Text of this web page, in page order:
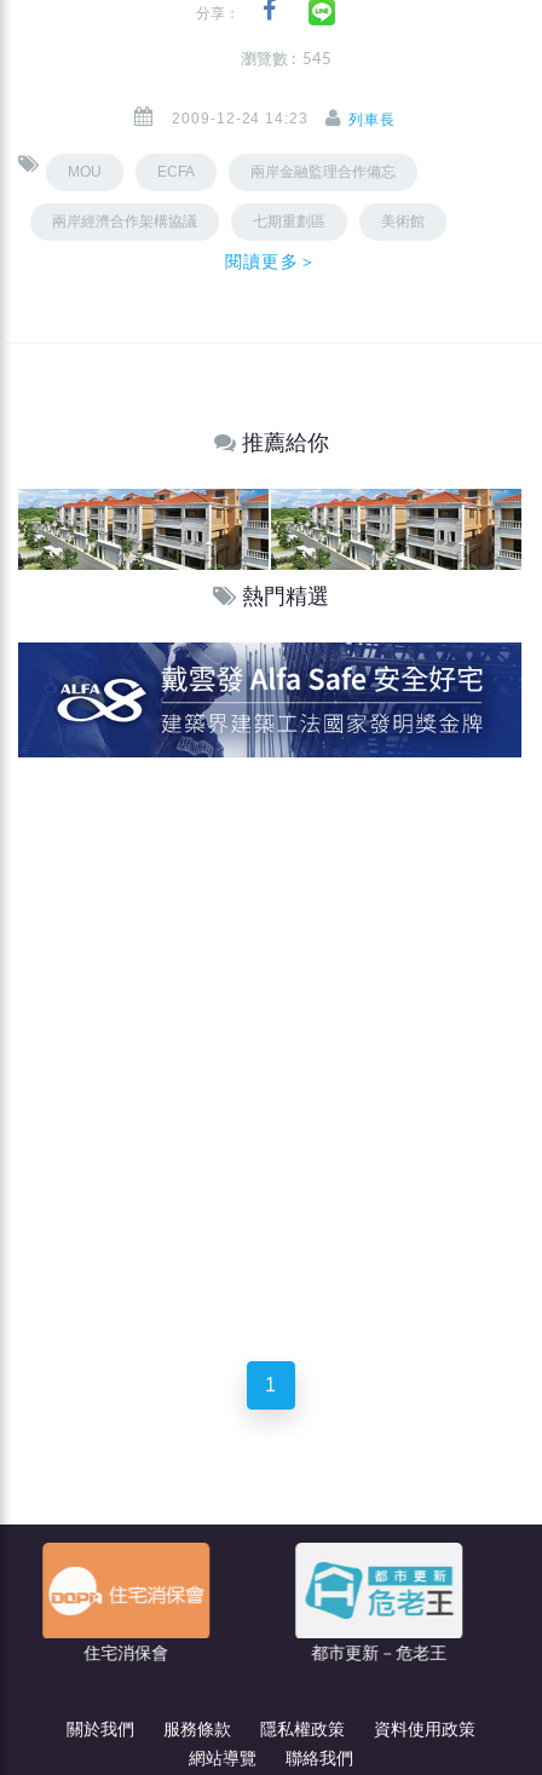
分享：
瀏覽數 : 545
2009-12-24 14:23 列車長
MOU ECFA 兩岸金融監理合作備忘
兩岸經濟合作架構協議 七期重劃區 美術館
閱讀更多＞
推薦給你
熱門精選
1
都市更新－危老王
關於我們 服務條款 隱私權政策
資料使用政策
網站導覽
聯絡我們